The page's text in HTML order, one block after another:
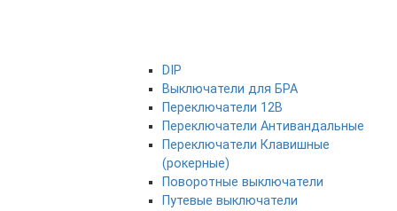
DIP
Выключатели для БРА
Переключатели 12В
Переключатели Антивандальные
Переключатели Клавишные
(рокерные)
Поворотные выключатели
Путевые выключатели